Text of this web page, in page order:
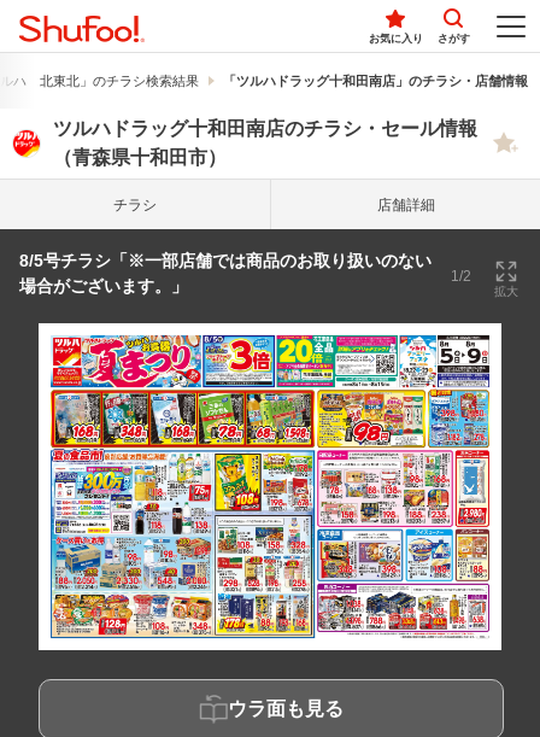
お気に入り さがす
ハ 北東北」のチラシ検索結果 「ツルハドラッグ十和田南店」のチラシ・店舗情報
ツルハドラッグ十和田南店のチラシ・セール情報
（青森県十和田市）
チラシ 店舗詳細
8/5号チラシ「※一部店舗では商品のお取り扱いのない
場合がございます。」
1/2
拡大
ウラ面も見る